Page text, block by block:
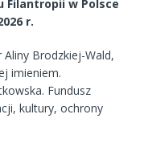
Filantropii w Polsce
r.
Brodzkiej-Wald,
imieniem.
Fundusz
kultury, ochrony